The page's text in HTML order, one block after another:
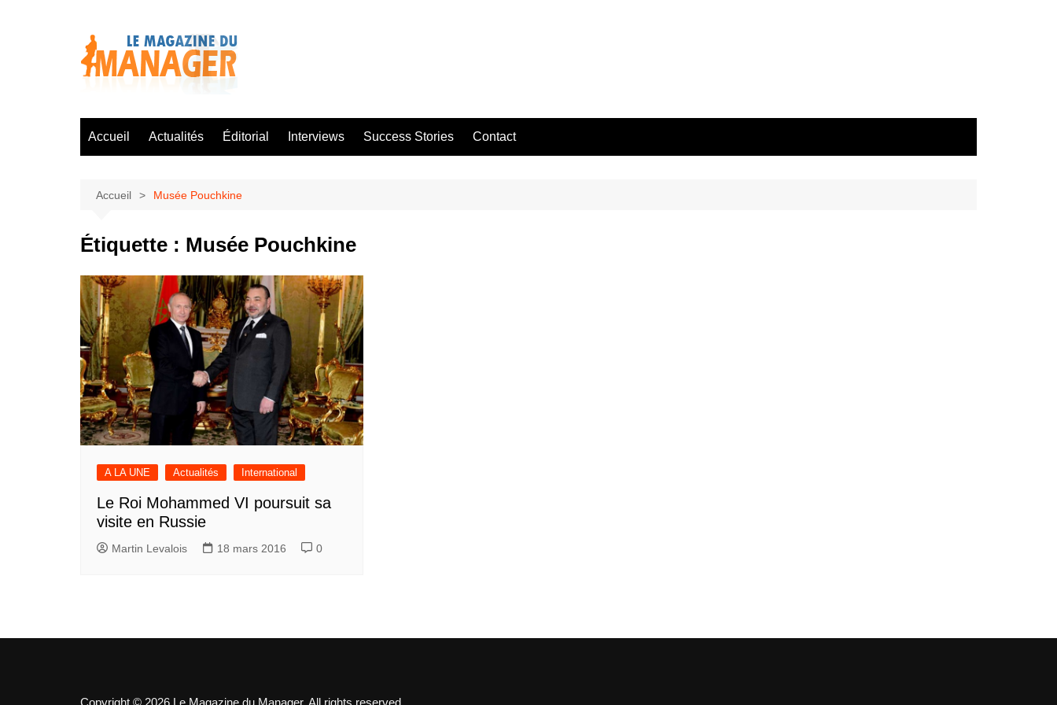
Accueil Actualités Éditorial Interviews Success Stories Contact
Accueil Musée Pouchkine
Étiquette : Musée Pouchkine
A LA UNE Actualités International
Le Roi Mohammed VI poursuit sa
visite en Russie
Martin Levalois 18 mars 2016 0
Copyright © 2026 Le Magazine du Manager. All rights reserved.